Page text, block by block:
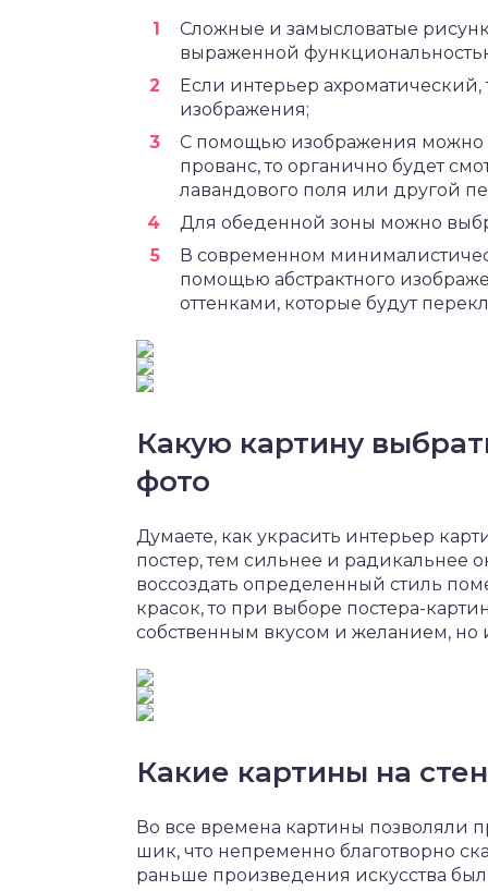
Сложные и замысловатые
выраженной
Если интерьер
изображения;
С помощью изображения можно
прованс, то органично будет
лавандового поля или другой
Для обеденной зоны можно
В современном
помощью абстрактного
оттенками, которые будут
Какую картину
фото
Думаете, как украсить интерьер
постер, тем сильнее и радикальнее
воссоздать определенный стиль
красок, то при выборе постера-
собственным вкусом и желанием,
Какие картины на
Во все времена картины позволяли
шик, что непременно благотворно
раньше произведения искусства